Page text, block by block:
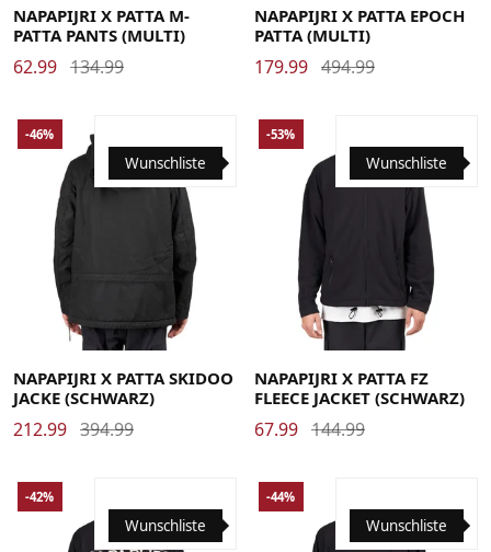
NAPAPIJRI X PATTA M-
PATTA PANTS (MULTI)
62.99 134.99
NAPAPIJRI X PATTA EPOCH
PATTA (MULTI)
179.99 494.99
Medium X-Large
Wunschliste
-46%
NAPAPIJRI X PATTA SKIDOO
JACKE (SCHWARZ)
212.99 394.99
Medium
Wunschliste
-53%
NAPAPIJRI X PATTA FZ
FLEECE JACKET (SCHWARZ)
67.99 144.99
Wunschliste
-42%
Wunschliste
-44%